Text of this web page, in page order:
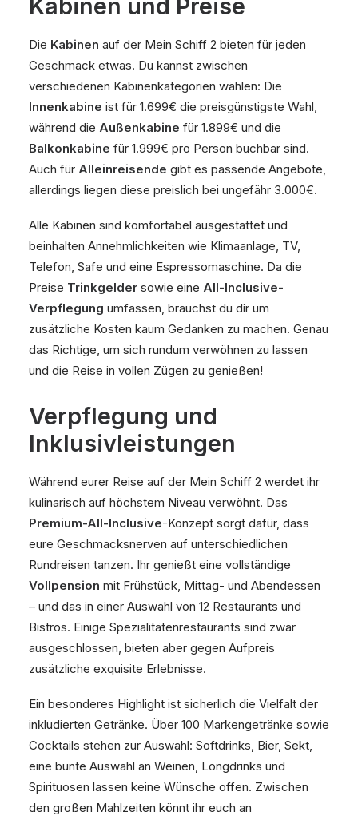
Kabinen und Preise
Die Kabinen auf der Mein Schiff 2 bieten für jeden
Geschmack etwas. Du kannst zwischen
verschiedenen Kabinenkategorien wählen: Die
Innenkabine ist für 1.699€ die preisgünstigste Wahl,
während die Außenkabine für 1.899€ und die
Balkonkabine für 1.999€ pro Person buchbar sind.
Auch für Alleinreisende gibt es passende Angebote,
allerdings liegen diese preislich bei ungefähr 3.000€.
Alle Kabinen sind komfortabel ausgestattet und
beinhalten Annehmlichkeiten wie Klimaanlage, TV,
Telefon, Safe und eine Espressomaschine. Da die
Preise Trinkgelder sowie eine All-Inclusive-
Verpflegung umfassen, brauchst du dir um
zusätzliche Kosten kaum Gedanken zu machen. Genau
das Richtige, um sich rundum verwöhnen zu lassen
und die Reise in vollen Zügen zu genießen!
Verpflegung und
Inklusivleistungen
Während eurer Reise auf der Mein Schiff 2 werdet ihr
kulinarisch auf höchstem Niveau verwöhnt. Das
Premium-All-Inclusive-Konzept sorgt dafür, dass
eure Geschmacksnerven auf unterschiedlichen
Rundreisen tanzen. Ihr genießt eine vollständige
Vollpension mit Frühstück, Mittag- und Abendessen
– und das in einer Auswahl von 12 Restaurants und
Bistros. Einige Spezialitätenrestaurants sind zwar
ausgeschlossen, bieten aber gegen Aufpreis
zusätzliche exquisite Erlebnisse.
Ein besonderes Highlight ist sicherlich die Vielfalt der
inkludierten Getränke. Über 100 Markengetränke sowie
Cocktails stehen zur Auswahl: Softdrinks, Bier, Sekt,
eine bunte Auswahl an Weinen, Longdrinks und
Spirituosen lassen keine Wünsche offen. Zwischen
den großen Mahlzeiten könnt ihr euch an